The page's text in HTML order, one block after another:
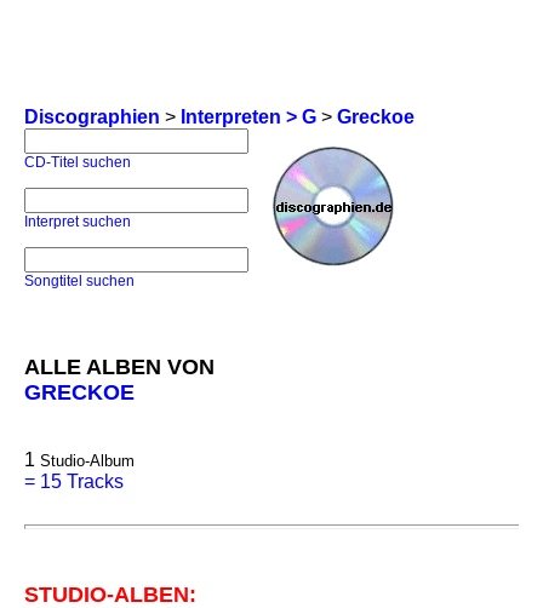
Discographien > Interpreten > G > Greckoe
CD-Titel suchen
Interpret suchen
Songtitel suchen
ALLE ALBEN VON
GRECKOE
1 Studio-Album
= 15 Tracks
STUDIO-ALBEN: